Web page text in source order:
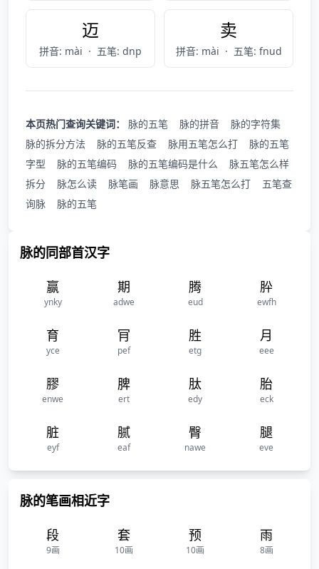
迈
拼音: mài · 五笔: dnp
卖
拼音: mài · 五笔: fnud
本页热门查询关键词： 脉的五笔 脉的拼音
脉的字符集
脉的拆分方法
脉的五笔反查 脉用五笔怎么打
脉的五笔
字型
脉的五笔编码 脉的五笔编码是什么
脉五笔怎么样
拆分
脉怎么读 脉笔画 脉意思 脉五笔怎么打
五笔查
询脉
脉的五笔
脉的同部首汉字
赢
ynky
期
adwe
腾
eud
肸
ewfh
育
yce
肎
pef
胜
etg
月
eee
膠
enwe
脾
ert
肽
edy
胎
eck
脏
eyf
腻
eaf
臀
nawe
腿
eve
脉的笔画相近字
段
9画
套
10画
预
10画
雨
8画